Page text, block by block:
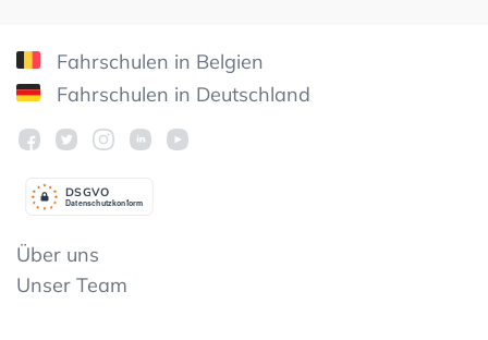
Fahrschulen in Belgien
Fahrschulen in Deutschland
Datenschutzkonform
DSGVO
Über uns
Unser Team